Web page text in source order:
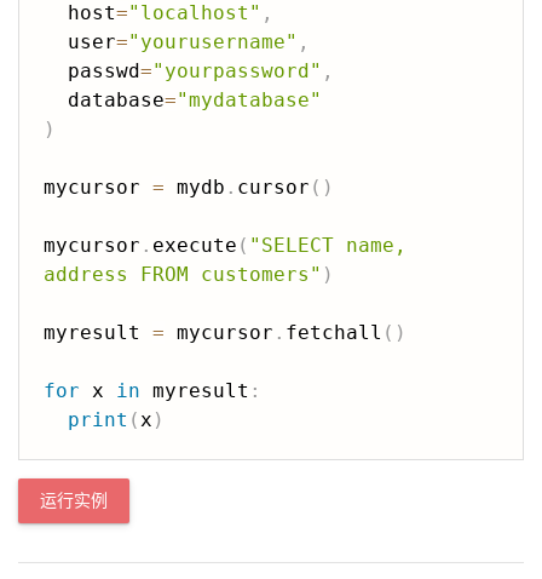
  host
="localhost" ,
  user
="yourusername" ,
  passwd
="yourpassword" ,
  database
="mydatabase"
)
mycursor = mydb . cursor ( )
mycursor . execute ( "SELECT name,
address FROM customers" )
myresult = mycursor . fetchall ( )
for x in myresult :
print (x )
运行实例